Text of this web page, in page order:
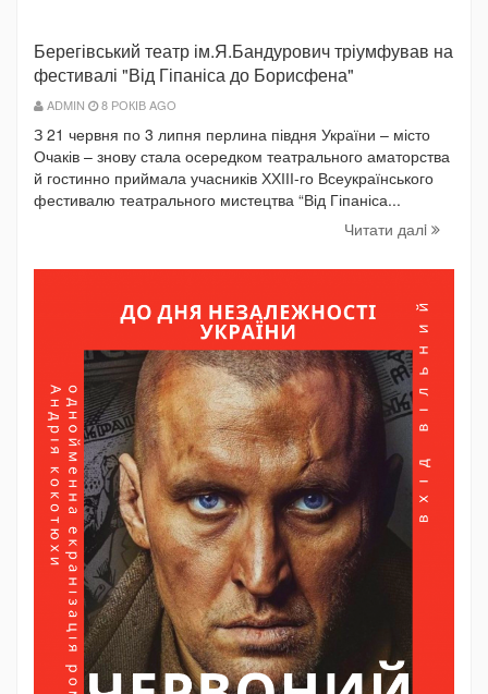
Берегівський театр ім.Я.Бандурович тріумфував на
фестивалі "Від Гіпаніса до Борисфена"
ADMIN 8 РОКІВ AGO
З 21 червня по 3 липня перлина півдня України – місто
Очаків – знову стала осередком театрального аматорства
й гостинно приймала учасників ХХІІІ-го Всеукраїнського
фестивалю театрального мистецтва “Від Гіпаніса...
Читати далi